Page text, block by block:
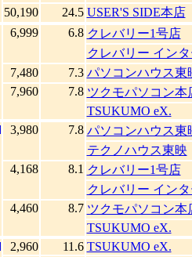
50,190
24.5 USER'S SIDE本店
6,999 6.8 クレバリー1号店
クレバリー イン
7,480
7.3 パソコンハウス東
7,960
7.8 ツクモパソコン本
TSUKUMO eX.
3,980 7.8 パソコンハウス東
テクノハウス東映
4,168
8.1 クレバリー1号店
クレバリー イン
4,460
8.7 ツクモパソコン本
TSUKUMO eX.
2,960 11.6 TSUKUMO eX.